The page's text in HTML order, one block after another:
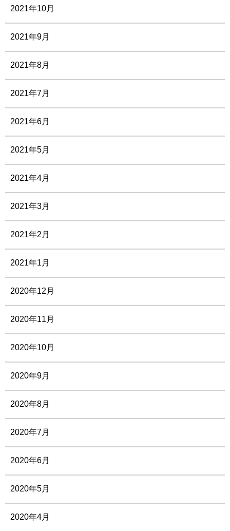
2021年10月
2021年9月
2021年8月
2021年7月
2021年6月
2021年5月
2021年4月
2021年3月
2021年2月
2021年1月
2020年12月
2020年11月
2020年10月
2020年9月
2020年8月
2020年7月
2020年6月
2020年5月
2020年4月